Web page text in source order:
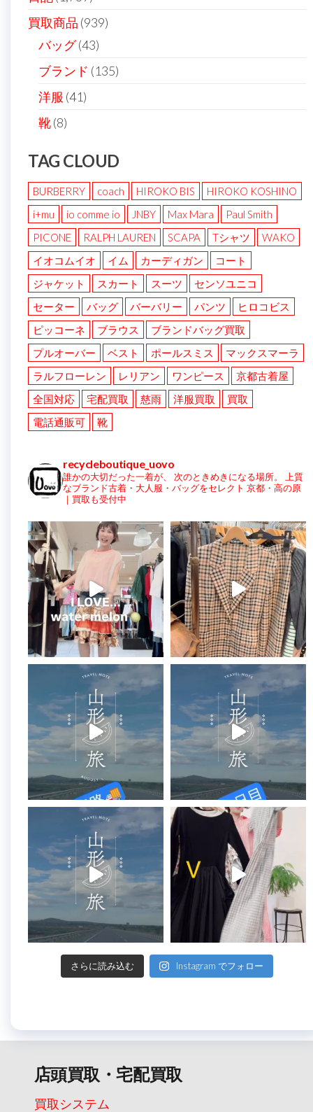
買取商品 (939)
バッグ(43)
ブランド (135)
洋服 (41)
靴(8)
TAG CLOUD
BURBERRY coach HIROKO BIS
HIROKO KOSHINO
i+mu
io comme io JNBY Max Mara
Paul Smith
PICONE
RALPH LAUREN SCAPA Tシャツ
WAKO
イオコムイオ
イム カーディガン
コート
ジャケット
スカート スーツ
センソユニコ
セーター
バッグ バーバリー パンツ
ヒロコビス
ピッコーネ
ブラウス
ブランドバッグ買取
プルオーバー
ベスト ポールスミス
マックスマーラ
ラルフローレン
レリアン ワンピース
京都古着屋
全国対応
宅配買取 慈雨 洋服買取
買取
電話通販可
靴
recycleboutique_uovo
誰かの大切だった一着が、 次のときめきになる場所。
上質
なブランド古着・大人服・バッグをセレクト 京都・高の原
｜買取も受付中
さらに読み込む Instagram でフォロー
店頭買取・宅配買取
買取システム